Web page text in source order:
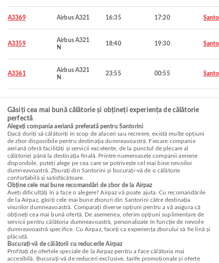
A3369 Airbus A321 16:35 17:20
A3359
Airbus A321
N
18:40 19:30
A3361
Airbus A321
N
23:55 00:55
Găsiți cea mai bună călătorie și obțineți experiența de călătorie
perfectă
Alegeți compania aeriană preferată pentru Santorini
Dacă doriți să călătoriți în scop de afaceri sau recreere, există multe opțiuni
de zbor disponibile pentru destinația dumneavoastră. Fiecare companie
aeriană oferă facilități și servicii excelente, de la punctul de plecare al
călătoriei până la destinația finală. Printre numeroasele companii aeriene
disponibile, puteți alege pe cea care se potrivește cel mai bine nevoilor
dumneavoastră. Zburați din Santorini și bucurați-vă de o călătorie
confortabilă și satisfăcătoare.
Obține cele mai bune recomandări de zbor de la Airpaz
Aveți dificultăți în a face o alegere? Airpaz vă poate ajuta. Cu recomandările
de la Airpaz, găsiți cele mai bune zboruri din Santorini către destinația
visurilor dumneavoastră. Comparați diverse opțiuni pentru a vă asigura că
obțineți cea mai bună ofertă. De asemenea, oferim opțiuni suplimentare de
servicii pentru călătoria dumneavoastră, personalizate în funcție de nevoile
dumneavoastră specifice. Cu Airpaz, faceți ca experiența zborului să fie lină și
plăcută.
Bucurați-vă de călătorii cu reducerile Airpaz
Profitați de ofertele speciale de la Airpaz pentru a face călătoria mai
accesibilă. Bucurați-vă de reduceri exclusive, tarife promoționale și oferte